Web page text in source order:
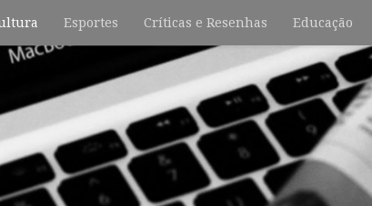
Esportes Críticas e Resenhas Educação